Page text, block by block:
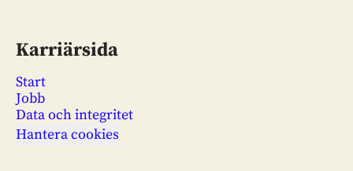
Karriärsida
Start
Jobb
Data och integritet
Hantera cookies